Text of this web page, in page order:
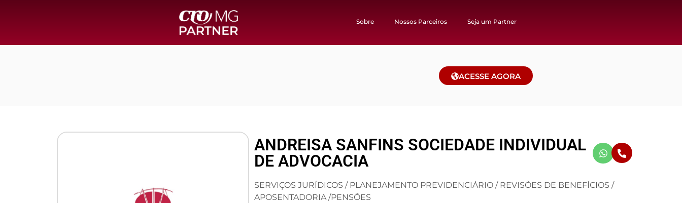
Sobre Nossos Parceiros Seja um Partner
ACESSE AGORA
ANDREISA SANFINS SOCIEDADE INDIVIDUAL
DE ADVOCACIA
SERVIÇOS JURÍDICOS / PLANEJAMENTO PREVIDENCIÁRIO / REVISÕES DE BENEFÍCIOS /
APOSENTADORIA /PENSÕES